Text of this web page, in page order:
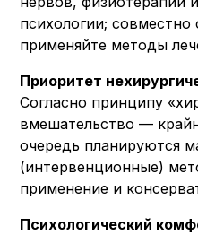
психологии;
применяйте методы
Приоритет
Согласно принципу
вмешательство —
очередь планируются
(интервенционные)
применение и
Психологический